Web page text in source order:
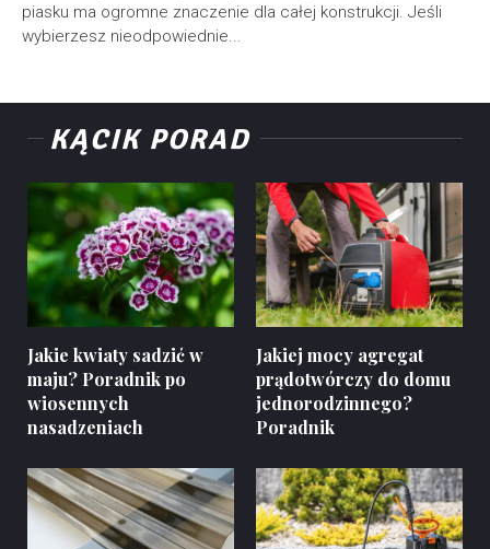
piasku ma ogromne znaczenie dla całej konstrukcji. Jeśli
wybierzesz nieodpowiednie...
KĄCIK PORAD
Jakie kwiaty sadzić w
maju? Poradnik po
wiosennych
nasadzeniach
Jakiej mocy agregat
prądotwórczy do domu
jednorodzinnego?
Poradnik